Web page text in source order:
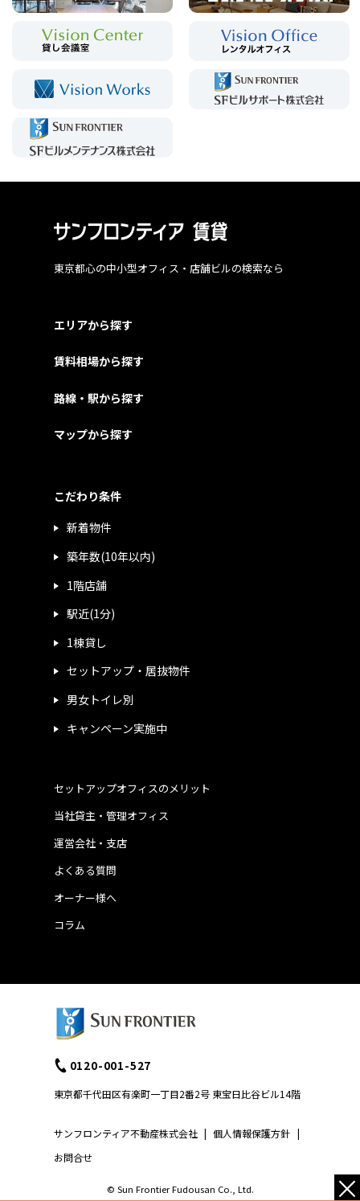
東京都心の中小型オフィス・店舗ビルの検索なら
エリアから探す
賃料相場から探す
路線・駅から探す
マップから探す
こだわり条件
新着物件
築年数(10年以内)
1階店舗
駅近(1分)
1棟貸し
セットアップ・居抜物件
男女トイレ別
キャンペーン実施中
運営会社・支店
よくある質問
当社貸主・管理オフィス
オーナー様へ
コラム
セットアップオフィスのメリット
サンフロンティア不動産株式会社 | 個人情報保護方針 |
お問合せ
0120-001-527
東京都千代田区有楽町一丁目2番2号 東宝日比谷ビル14階
© Sun Frontier Fudousan Co., Ltd. ×